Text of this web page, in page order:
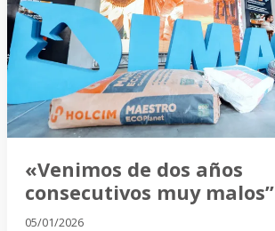
«Venimos de dos años
consecutivos muy malos”
05/01/2026
consecutivos
muy
malos”